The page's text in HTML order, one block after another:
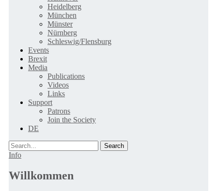
Heidelberg
München
Münster
Nürnberg
Schleswig/Flensburg
Events
Brexit
Media
Publications
Videos
Links
Support
Patrons
Join the Society
DE
Search
Info
Willkommen